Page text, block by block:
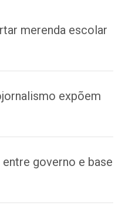
merenda escolar
expõem
governo e base